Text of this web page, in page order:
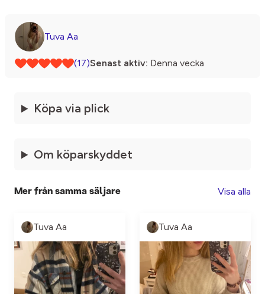
Tuva Aa
(17)Senast aktiv: Denna vecka
Köpa via plick
Om köparskyddet
Mer från samma säljare Visa alla
Tuva Aa Tuva Aa